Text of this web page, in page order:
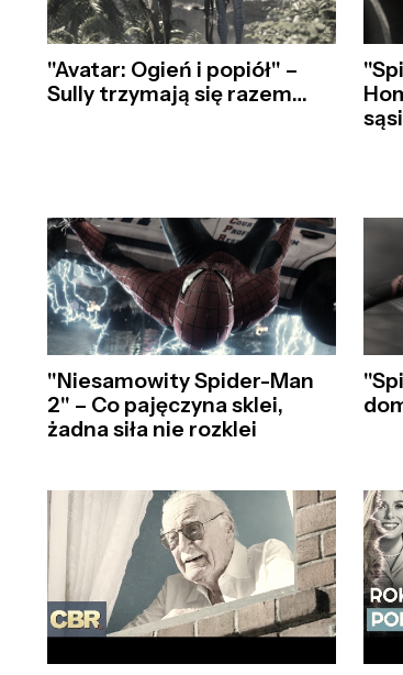
"Avatar: Ogień i popiół" –
Sully trzymają się razem…
"Niesamowity Spider-Man
2" – Co pajęczyna sklei,
żadna siła nie rozklei